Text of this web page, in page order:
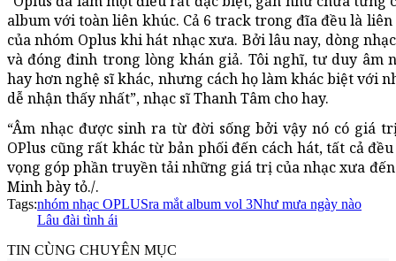
album với toàn liên khúc. Cả 6 track trong đĩa đều là
của nhóm Oplus khi hát nhạc xưa. Bởi lâu nay, dòng
và đóng đinh trong lòng khán giả. Tôi nghĩ, tư duy âm
hay hơn nghệ sĩ khác, nhưng cách họ làm khác biệt với
dễ nhận thấy nhất”, nhạc sĩ Thanh Tâm cho hay.
“Âm nhạc được sinh ra từ đời sống bởi vậy nó có giá
OPlus cũng rất khác từ bản phối đến cách hát, tất cả
vọng góp phần truyền tải những giá trị của nhạc xưa
Minh bày tỏ./.
Tags:nhóm nhạc OPLUSra mắt album vol 3Như mưa ngày nào
Lâu đài tình ái
TIN CÙNG CHUYÊN MỤC